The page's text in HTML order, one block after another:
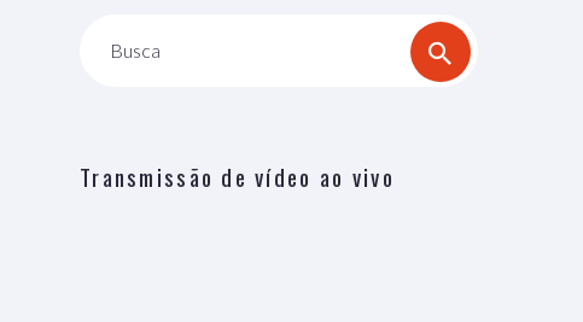
Busca
Transmissão de vídeo ao vivo